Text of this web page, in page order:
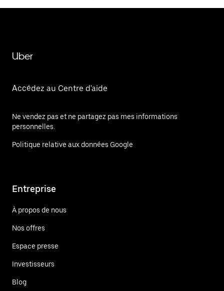
Uber
Accédez au Centre d'aide
Ne vendez pas et ne partagez pas mes informations
personnelles.
Politique relative aux données Google
Entreprise
À propos de nous
Nos offres
Espace presse
Investisseurs
Blog